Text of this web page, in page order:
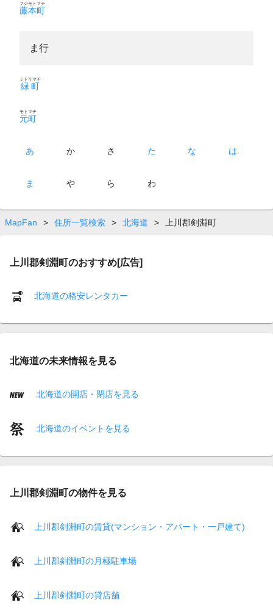
藤本町
フジモトマチ
ま行
緑町
ミドリマチ
元町
モトマチ
あ か さ た な は
ま や ら わ
MapFan > 住所一覧検索 > 北海道 > 上川郡剣淵町
上川郡剣淵町のおすすめ[広告]
北海道の格安レンタカー
北海道の未来情報を見る
北海道の開店・閉店を見る
北海道のイベントを見る
上川郡剣淵町の物件を見る
上川郡剣淵町の賃貸(マンション・アパート・一戸建て)
上川郡剣淵町の月極駐車場
上川郡剣淵町の貸店舗